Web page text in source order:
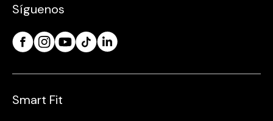
Síguenos
Smart Fit